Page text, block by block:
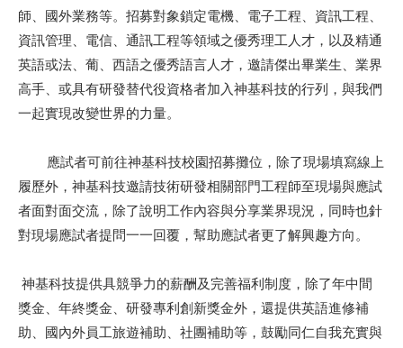
師、國外業務等。招募對象鎖定電機、電子工程、資訊工程、
資訊管理、電信、通訊工程等領域之優秀理工人才，以及精通
英語或法、葡、西語之優秀語言人才，邀請傑出畢業生、業界
高手、或具有研發替代役資格者加入神基科技的行列，與我們
一起實現改變世界的力量。
應試者可前往神基科技校園招募攤位，除了現場填寫線上
履歷外，神基科技邀請技術研發相關部門工程師至現場與應試
者面對面交流，除了說明工作內容與分享業界現況，同時也針
對現場應試者提問一一回覆，幫助應試者更了解興趣方向。
神基科技提供具競爭力的薪酬及完善福利制度，除了年中間
獎金、年終獎金、研發專利創新獎金外，還提供英語進修補
助、國內外員工旅遊補助、社團補助等，鼓勵同仁自我充實與